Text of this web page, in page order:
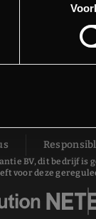
BV, dit bedrijf is
voor deze